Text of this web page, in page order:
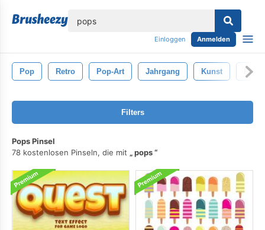
Einloggen Anmelden
Pop Retro Pop-Art Jahrgang Kunst Punkt
Filters
Pops Pinsel
78 kostenlosen Pinseln, die mit
pops